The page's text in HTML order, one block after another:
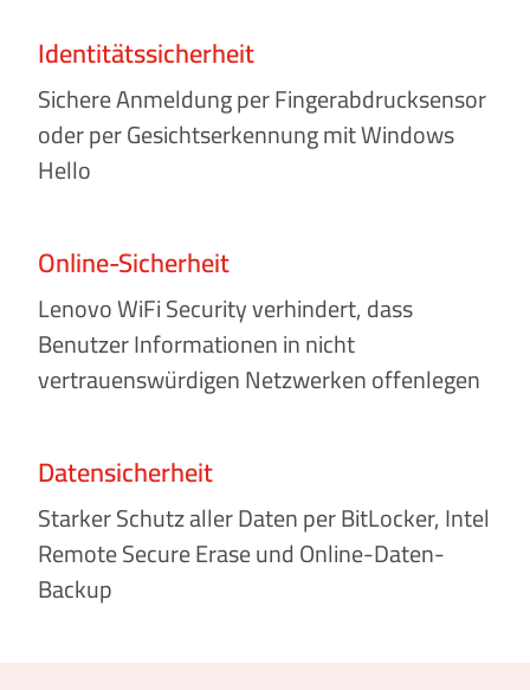
Identitätssicherheit
Sichere Anmeldung per Fingerabdrucksensor
oder per Gesichtserkennung mit Windows
Hello
Online-Sicherheit
Lenovo WiFi Security verhindert, dass
Benutzer Informationen in nicht
vertrauenswürdigen Netzwerken offenlegen
Datensicherheit
Starker Schutz aller Daten per BitLocker, Intel
Remote Secure Erase und Online-Daten-
Backup